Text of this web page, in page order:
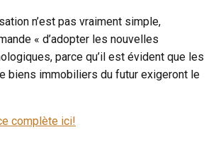
n’est pas vraiment simple,
« d’adopter les nouvelles
parce qu’il est évident que les
biens immobiliers du futur exigeront le
complète ici!